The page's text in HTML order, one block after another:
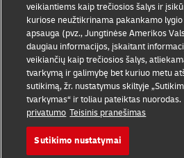
Papildoma informacija
Slapukų nustatymai
Sekite mus
2026 © - all rights
veikiantiems kaip trečiosios šalys ir
kuriose neužtikrinama pakankamo
apsauga (pvz., Jungtinėse Amerikos
daugiau informacijos, įskaitant
veikiančių kaip trečiosios šalys,
tvarkymą ir galimybę bet kuriuo metu
sutikimą, žr. nustatymus skiltyje
tvarkymas“ ir toliau pateiktas nuorodas.
privatumo Teisinis pranešimas
Sutikimo nustatymai